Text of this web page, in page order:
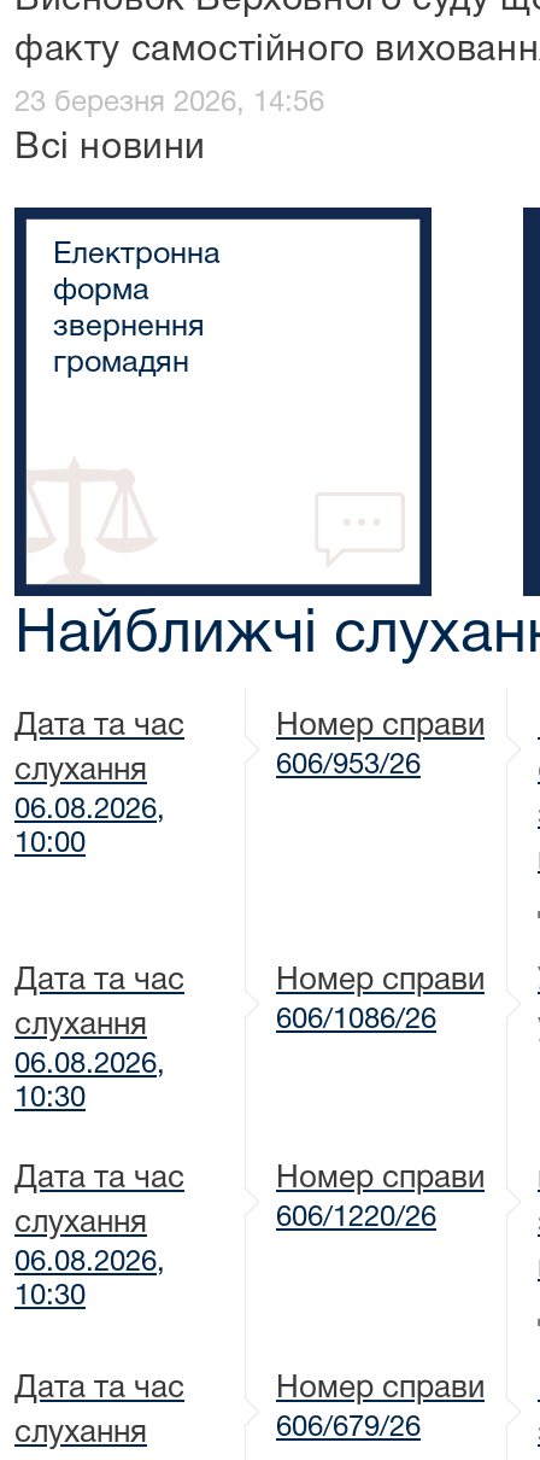
факту самостійного
23 березня 2026, 14:56
Всі новини
Електронна
форма
звернення
громадян
Найближчі
Дата та час
слухання
06.08.2026,
10:00
Номер справи
606/953/26
Дата та час
слухання
06.08.2026,
10:30
Номер справи
606/1086/26
Дата та час
слухання
06.08.2026,
10:30
Номер справи
606/1220/26
Дата та час
слухання
Номер справи
606/679/26